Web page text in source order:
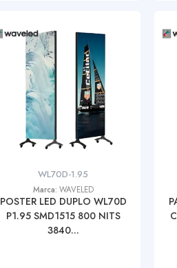
WL70D-1.95
Marca: WAVELED
POSTER LED DUPLO WL70D
P1.95 SMD1515 800 NITS
3840...